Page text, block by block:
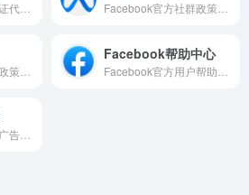
Facebook帮助中心